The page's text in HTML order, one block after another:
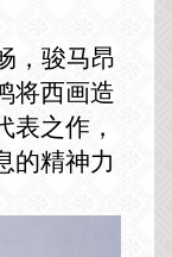
，骏马昂
将西画造
表之作，
的精神力